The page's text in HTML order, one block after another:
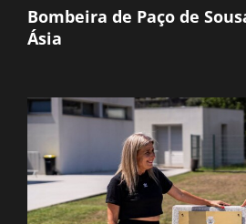
Bombeira de Paço de
Ásia